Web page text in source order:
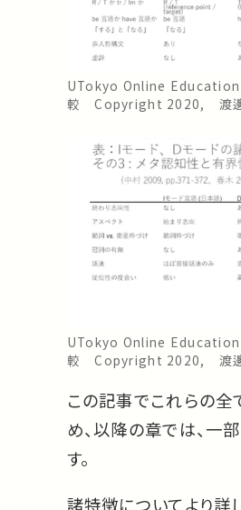
UTokyo Online
較 Copyright 2020, 渡
UTokyo Online
較 Copyright 2020, 渡
この記事でこれらの全
め、以降の章では、一
す。
諸特徴についてより詳